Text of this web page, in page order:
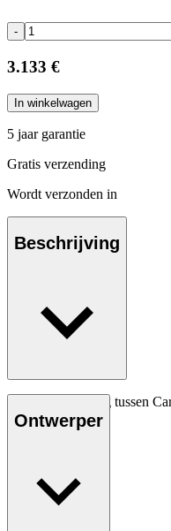
-
3.133 €
In winkelwagen
5 jaar garantie
Gratis verzending
Wordt verzonden in
Beschrijving
Als samenwerking tussen
elk interieur.
Ontwerper